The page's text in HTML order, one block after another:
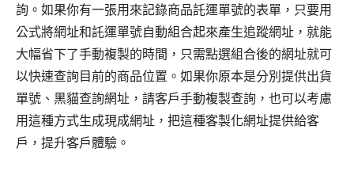
詢。如果你有一張用來記錄商品託運單號的表單，只要用
公式將網址和託運單號自動組合起來產生追蹤網址，就能
大幅省下了手動複製的時間，只需點選組合後的網址就可
以快速查詢目前的商品位置。如果你原本是分別提供出貨
單號、黑貓查詢網址，請客戶手動複製查詢，也可以考慮
用這種方式生成現成網址，把這種客製化網址提供給客
戶，提升客戶體驗。